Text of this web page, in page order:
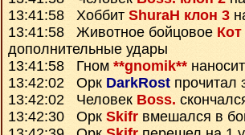
13:41:58 Хоббит ShuraH клон 3
13:41:58 Животное бойцовое
дополнительные удары
13:41:58 Гном **gnomik**
13:42:02 Орк DarkRost прочитал
13:42:02 Человек Boss.
13:42:30 Орк Skifr вмешался в